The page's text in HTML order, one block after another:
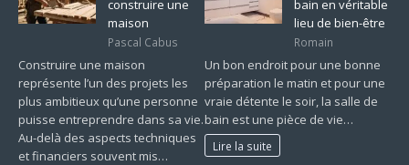
construire une
maison
Pascal Cabus
Construire une maison
représente l’un des projets les
plus ambitieux qu’une personne
puisse entreprendre dans sa vie.
Au-delà des aspects techniques
et financiers souvent mis…
bain en véritable
lieu de bien-être
Romain
Un bon endroit pour une bonne
préparation le matin et pour une
vraie détente le soir, la salle de
bain est une pièce de vie…
Lire la suite